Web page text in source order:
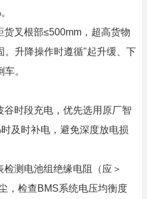
货叉根部≤500mm，超高货物
。升降操作时遵循"起升缓、下
。
谷时段充电，优先选用原厂智
及时补电，避免深度放电损
测电池组绝缘电阻（应＞
，检查BMS系统电压均衡度